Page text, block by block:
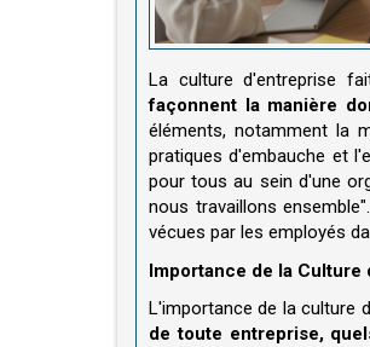
La culture d'entreprise
façonnent la manière
éléments, notamment la
pratiques d'embauche et
pour tous au sein d'une
nous travaillons
vécues par les employés
Importance de la Culture
L'importance de la culture
de toute entreprise,